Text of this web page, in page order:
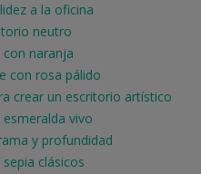
a la oficina
neutro
naranja
con rosa pálido
crear un escritorio artístico
vivo
y profundidad
clásicos